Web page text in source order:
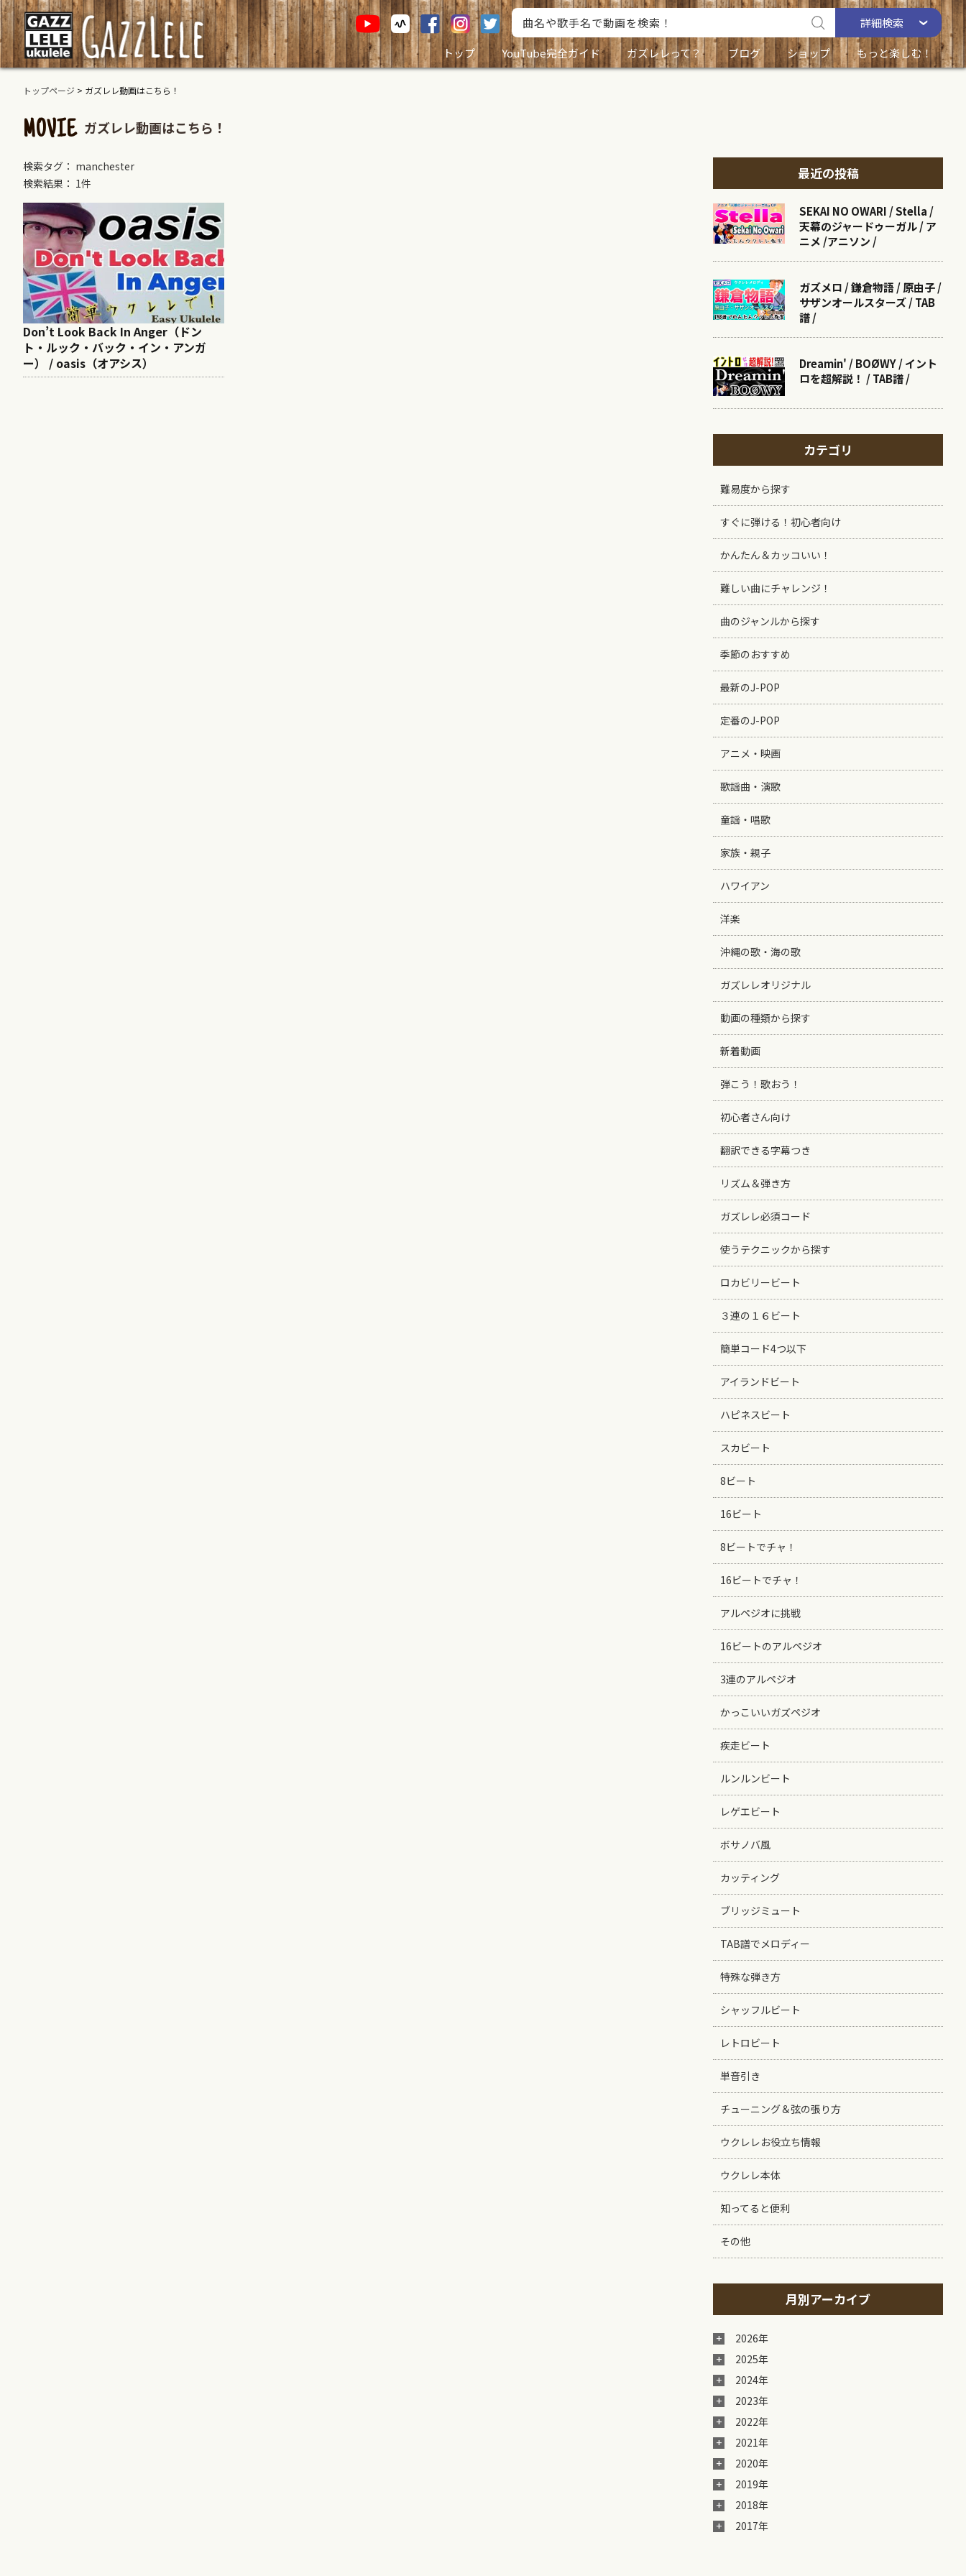
詳細検索
トップ
YouTube完全ガイド ガズレレって？ ブログ ショップ もっと楽しむ！
トップページ > ガズレレ動画はこちら！
MOVIE ガズレレ動画はこちら！
検索タグ： manchester
検索結果： 1件
Don’t Look Back In Anger（ドン
ト・ルック・バック・イン・アンガ
ー） / oasis（オアシス）
最近の投稿
SEKAI NO OWARI / Stella /
天幕のジャードゥーガル / ア
ニメ /アニソン /
ガズメロ / 鎌倉物語 / 原由子 /
サザンオールスターズ / TAB
譜 /
Dreamin' / BOØWY / イント
ロを超解説！ / TAB譜 /
カテゴリ
難易度から探す
すぐに弾ける！初心者向け
かんたん＆カッコいい！
難しい曲にチャレンジ！
曲のジャンルから探す
季節のおすすめ
最新のJ-POP
定番のJ-POP
アニメ・映画
歌謡曲・演歌
童謡・唱歌
家族・親子
ハワイアン
洋楽
沖縄の歌・海の歌
ガズレレオリジナル
動画の種類から探す
新着動画
弾こう！歌おう！
初心者さん向け
翻訳できる字幕つき
リズム＆弾き方
ガズレレ必須コード
使うテクニックから探す
ロカビリービート
３連の１６ビート
簡単コード4つ以下
アイランドビート
ハピネスビート
スカビート
8ビート
16ビート
8ビートでチャ！
16ビートでチャ！
アルペジオに挑戦
16ビートのアルペジオ
3連のアルペジオ
かっこいいガズペジオ
疾走ビート
ルンルンビート
レゲエビート
ボサノバ風
カッティング
ブリッジミュート
TAB譜でメロディー
特殊な弾き方
シャッフルビート
レトロビート
単音引き
チューニング＆弦の張り方
ウクレレお役立ち情報
ウクレレ本体
知ってると便利
その他
月別アーカイブ
2026年
2025年
2024年
2023年
2022年
2021年
2020年
2019年
2018年
2017年